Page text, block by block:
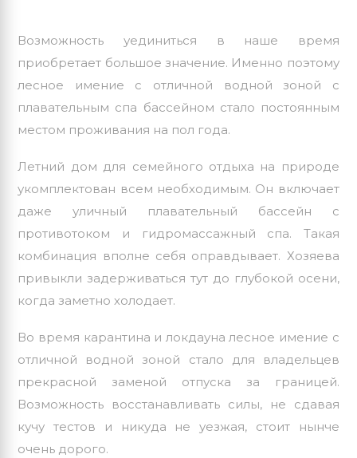
Возможность уединиться в наше время
приобретает большое значение. Именно поэтому
лесное имение с отличной водной зоной с
плавательным спа бассейном стало постоянным
местом проживания на пол года.
Летний дом для семейного отдыха на природе
укомплектован всем необходимым. Он включает
даже уличный плавательный бассейн с
противотоком и
гидромассажный спа. Такая
комбинация вполне себя оправдывает. Хозяева
привыкли задерживаться тут до глубокой осени,
когда заметно холодает.
Во время карантина и локдауна лесное имение с
отличной водной зоной стало для владельцев
прекрасной заменой отпуска за границей.
Возможность восстанавливать силы, не сдавая
кучу тестов и никуда не уезжая, стоит нынче
очень дорого.